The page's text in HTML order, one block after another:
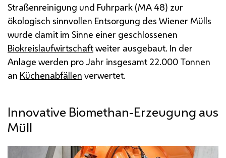
Straßenreinigung und Fuhrpark (MA48) zur
ökologisch sinnvollen Entsorgung des Wiener Mülls
wurde damit im Sinne einer geschlossenen
Biokreislaufwirtschaftweiter ausgebaut. In der
Anlage werden pro Jahr insgesamt 22.000 Tonnen
an Küchenabfällen verwertet.
Innovative Biomethan-Erzeugung aus
Müll